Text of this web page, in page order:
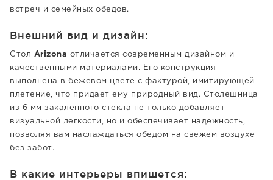
встреч и семейных обедов.
Внешний вид и дизайн:
Стол Arizona отличается современным дизайном и
качественными материалами. Его конструкция
выполнена в бежевом цвете с фактурой, имитирующей
плетение, что придает ему природный вид. Столешница
из 6 мм закаленного стекла не только добавляет
визуальной легкости, но и обеспечивает надежность,
позволяя вам наслаждаться обедом на свежем воздухе
без забот.
В какие интерьеры впишется: